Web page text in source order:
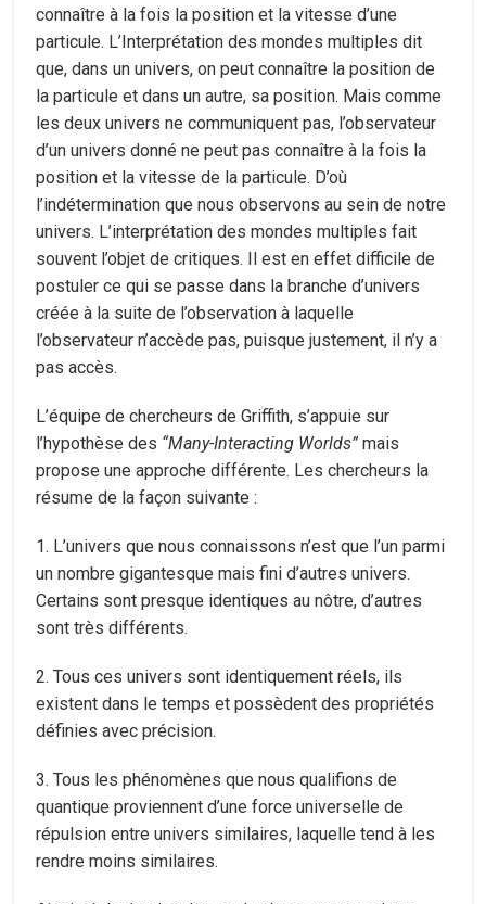
connaître à la fois la position et la vitesse d’une
particule. L’Interprétation des mondes multiples dit
que, dans un univers, on peut connaître la position de
la particule et dans un autre, sa position. Mais comme
les deux univers ne communiquent pas, l’observateur
d’un univers donné ne peut pas connaître à la fois la
position et la vitesse de la particule. D’où
l’indétermination que nous observons au sein de notre
univers. L’interprétation des mondes multiples fait
souvent l’objet de critiques. Il est en effet difficile de
postuler ce qui se passe dans la branche d’univers
créée à la suite de l’observation à laquelle
l’observateur n’accède pas, puisque justement, il n’y a
pas accès.
L’équipe de chercheurs de Griffith, s’appuie sur
l’hypothèse des “Many-Interacting Worlds” mais
propose une approche différente. Les chercheurs la
résume de la façon suivante :
1. L’univers que nous connaissons n’est que l’un parmi
un nombre gigantesque mais fini d’autres univers.
Certains sont presque identiques au nôtre, d’autres
sont très différents.
2. Tous ces univers sont identiquement réels, ils
existent dans le temps et possèdent des propriétés
définies avec précision.
3. Tous les phénomènes que nous qualifions de
quantique proviennent d’une force universelle de
répulsion entre univers similaires, laquelle tend à les
rendre moins similaires.